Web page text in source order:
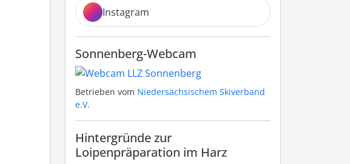
Instagram
Sonnenberg-Webcam
Betrieben vom Niedersächsischem Skiverband
e.V.
Hintergründe zur
Loipenpräparation im Harz